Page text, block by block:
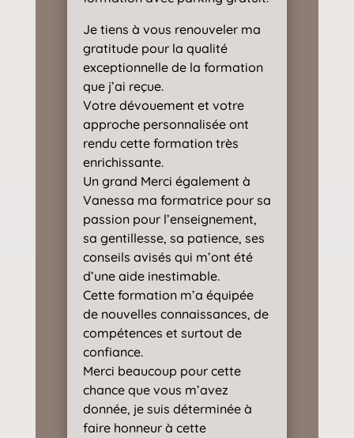
Je tiens à vous renouveler ma
gratitude pour la qualité
exceptionnelle de la formation
que j’ai reçue.
Votre dévouement et votre
approche personnalisée ont
rendu cette formation très
enrichissante.
Un grand Merci également à
Vanessa ma formatrice pour sa
passion pour l’enseignement,
sa gentillesse, sa patience, ses
conseils avisés qui m’ont été
d’une aide inestimable.
Cette formation m’a équipée
de nouvelles connaissances, de
compétences et surtout de
confiance.
Merci beaucoup pour cette
chance que vous m’avez
donnée, je suis déterminée à
faire honneur à cette